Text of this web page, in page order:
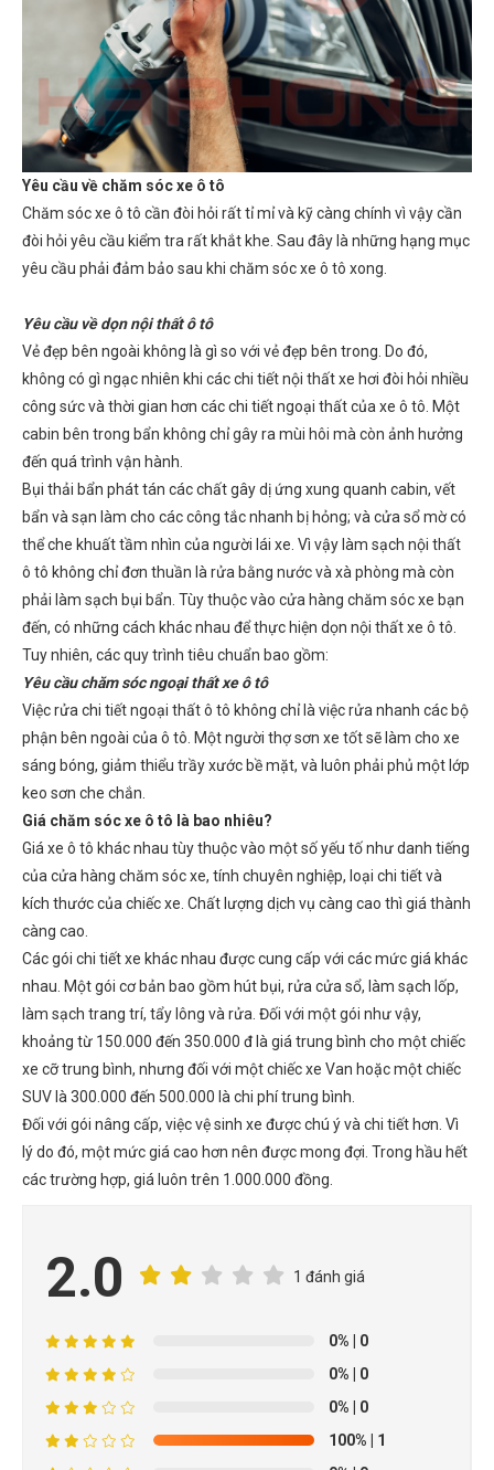
Yêu cầu về chăm sóc xe ô tô
Chăm sóc xe ô tô cần đòi hỏi rất tỉ mỉ và kỹ càng chính vì vậy cần
đòi hỏi yêu cầu kiểm tra rất khắt khe. Sau đây là những hạng mục
yêu cầu phải đảm bảo sau khi chăm sóc xe ô tô xong.
Yêu cầu về dọn nội thất ô tô
Vẻ đẹp bên ngoài không là gì so với vẻ đẹp bên trong. Do đó,
không có gì ngạc nhiên khi các chi tiết nội thất xe hơi đòi hỏi nhiều
công sức và thời gian hơn các chi tiết ngoại thất của xe ô tô. Một
cabin bên trong bẩn không chỉ gây ra mùi hôi mà còn ảnh hưởng
đến quá trình vận hành.
Bụi thải bẩn phát tán các chất gây dị ứng xung quanh cabin, vết
bẩn và sạn làm cho các công tắc nhanh bị hỏng; và cửa sổ mờ có
thể che khuất tầm nhìn của người lái xe. Vì vậy làm sạch nội thất
ô tô không chỉ đơn thuần là rửa bằng nước và xà phòng mà còn
phải làm sạch bụi bẩn. Tùy thuộc vào cửa hàng chăm sóc xe bạn
đến, có những cách khác nhau để thực hiện dọn nội thất xe ô tô.
Tuy nhiên, các quy trình tiêu chuẩn bao gồm:
Yêu cầu chăm sóc ngoại thất xe ô tô
Việc rửa chi tiết ngoại thất ô tô không chỉ là việc rửa nhanh các bộ
phận bên ngoài của ô tô. Một người thợ sơn xe tốt sẽ làm cho xe
sáng bóng, giảm thiểu trầy xước bề mặt, và luôn phải phủ một lớp
keo sơn che chắn.
Giá chăm sóc xe ô tô là bao nhiêu?
Giá xe ô tô khác nhau tùy thuộc vào một số yếu tố như danh tiếng
của cửa hàng chăm sóc xe, tính chuyên nghiệp, loại chi tiết và
kích thước của chiếc xe. Chất lượng dịch vụ càng cao thì giá thành
càng cao.
Các gói chi tiết xe khác nhau được cung cấp với các mức giá khác
nhau. Một gói cơ bản bao gồm hút bụi, rửa cửa sổ, làm sạch lốp,
làm sạch trang trí, tẩy lông và rửa. Đối với một gói như vậy,
khoảng từ 150.000 đến 350.000 đ là giá trung bình cho một chiếc
xe cỡ trung bình, nhưng đối với một chiếc xe Van hoặc một chiếc
SUV là 300.000 đến 500.000 là chi phí trung bình.
Đối với gói nâng cấp, việc vệ sinh xe được chú ý và chi tiết hơn. Vì
lý do đó, một mức giá cao hơn nên được mong đợi. Trong hầu hết
các trường hợp, giá luôn trên 1.000.000 đồng.
2.0 1 đánh giá
0% | 0
0% | 0
0% | 0
100% | 1